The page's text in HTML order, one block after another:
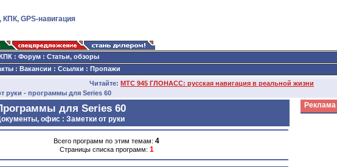
GPS-навигация
: Форум : Статьи, обзоры
: Вакансии : Ссылки : Пропажи
Читайте: МТС 945 ГЛОНАСС: русская навигация в реальной жизни
руки - программы для Series 60
для Series 60
офис : Заметки от руки
Всего программ по этим темам: 4
Страницы списка программ: 1
Реклама